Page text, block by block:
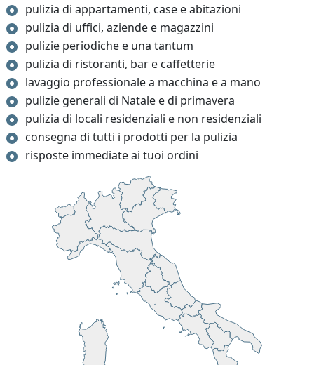
pulizia di appartamenti, case e abitazioni
pulizia di uffici, aziende e magazzini
pulizie periodiche e una tantum
pulizia di ristoranti, bar e caffetterie
lavaggio professionale a macchina e a mano
pulizie generali di Natale e di primavera
pulizia di locali residenziali e non residenziali
consegna di tutti i prodotti per la pulizia
risposte immediate ai tuoi ordini